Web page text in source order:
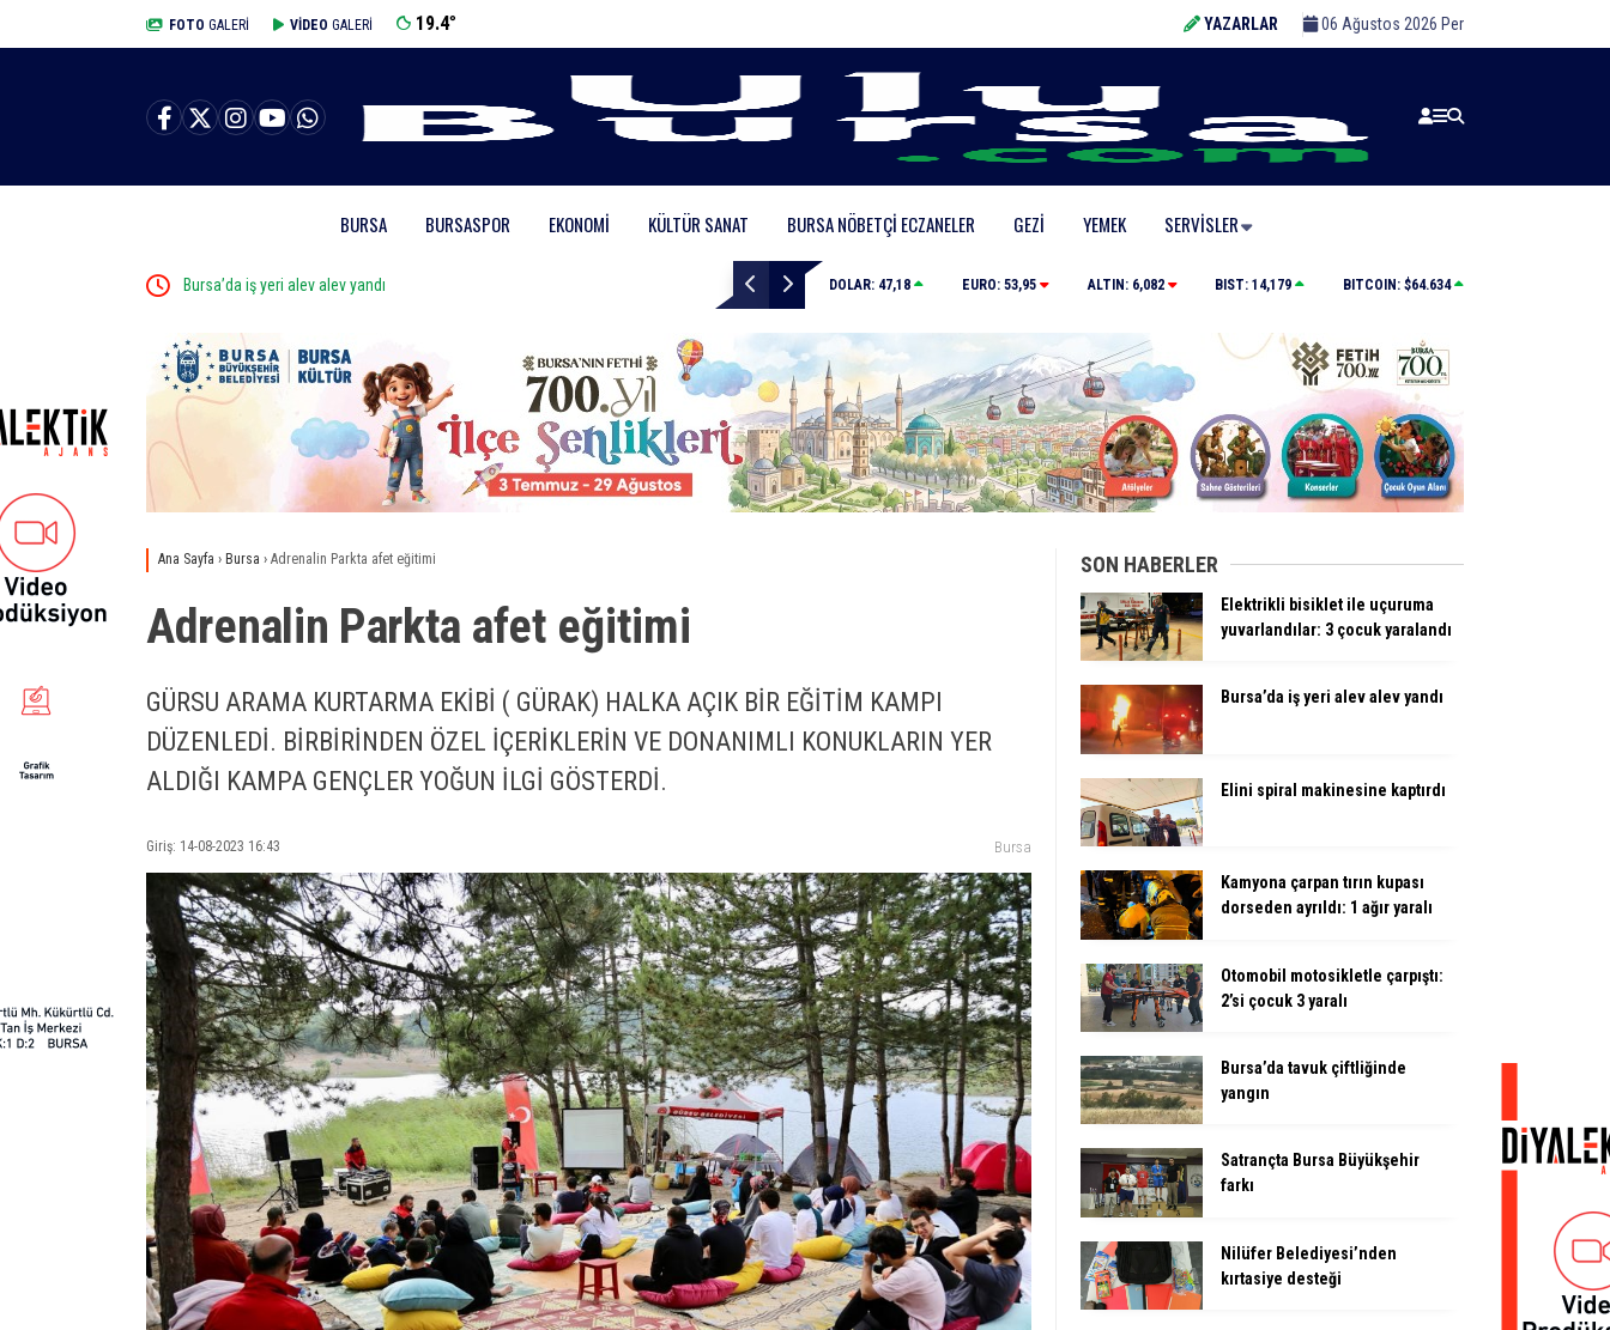
FOTO GALERİ VİDEO GALERİ 19.4° YAZARLAR 06 Ağustos 2026 Per
BURSA BURSASPOR EKONOMI KÜLTÜR SANAT BURSA NÖBETÇI ECZANELER GEZI YEMEK SERVISLER
Bursa’da iş yeri alev alev yandı Elini spiral makinesine kaptırdı Kamyona çarpan tırın kupası dorseden ayrıldı: 1 ağır
DOLAR: 47,18 EURO: 53,95 ALTIN: 6,082 BIST: 14,179 BITCOIN: $64.634
Ana Sayfa › Bursa › Adrenalin Parkta afet eğitimi
Adrenalin Parkta afet eğitimi
GÜRSU ARAMA KURTARMA EKİBİ ( GÜRAK) HALKA AÇIK BİR EĞİTİM KAMPI
DÜZENLEDİ. BİRBİRİNDEN ÖZEL İÇERİKLERİN VE DONANIMLI KONUKLARIN YER
ALDIĞI KAMPA GENÇLER YOĞUN İLGİ GÖSTERDİ.
Giriş: 14-08-2023 16:43 Bursa
SON HABERLER
Elektrikli bisiklet ile uçuruma
yuvarlandılar: 3 çocuk yaralandı
Bursa’da iş yeri alev alev yandı
Elini spiral makinesine kaptırdı
Kamyona çarpan tırın kupası
dorseden ayrıldı: 1 ağır yaralı
Otomobil motosikletle çarpıştı:
2’si çocuk 3 yaralı
Bursa’da tavuk çiftliğinde
yangın
Satrançta Bursa Büyükşehir
farkı
Nilüfer Belediyesi’nden
kırtasiye desteği